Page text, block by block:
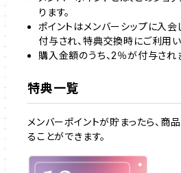
ります。
ポイントはメンバーシップに入
付与され、特典交換時にご利用い
購入金額のうち、2％が付与され
特典一覧
メンバーポイントが貯まったら、商
ることができます。